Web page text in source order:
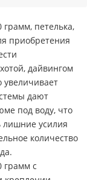
грамм, петелька,
приобретения
дайвингом
увеличивает
дают
под воду, что
лишние усилия
количество
грамм с